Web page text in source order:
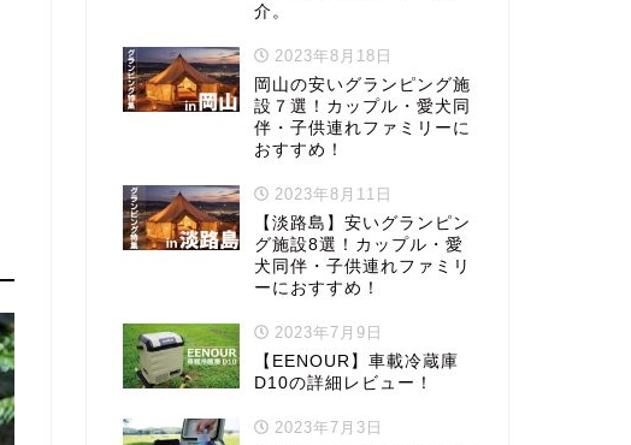
介。
2023年8月18日
岡山の安いグランピング施
設７選！カップル・愛犬同
伴・子供連れファミリーに
おすすめ！
2023年8月11日
【淡路島】安いグランピン
グ施設8選！カップル・愛
犬同伴・子供連れファミリ
ーにおすすめ！
2023年7月9日
【EENOUR】車載冷蔵庫
D10の詳細レビュー！
2023年7月3日